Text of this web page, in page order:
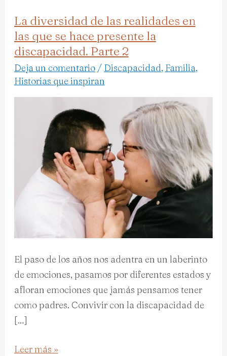
La diversidad de las realidades en
las que se hace presente la
discapacidad. Parte 2
Deja un comentario / Discapacidad, Familia,
Historias que inspiran
El paso de los años nos adentra en un laberinto
de emociones, pasamos por diferentes estados y
afloran emociones que jamás pensamos tener
como padres. Convivir con la discapacidad de
[…]
La
diversidad
de
las
realidades
en
presente
Leer más »